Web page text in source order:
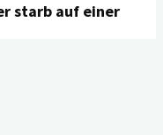
starb auf einer